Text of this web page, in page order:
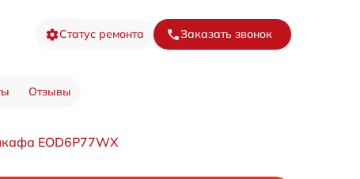
Статус ремонта Заказать звонок
Отзывы
EOD6P77WX